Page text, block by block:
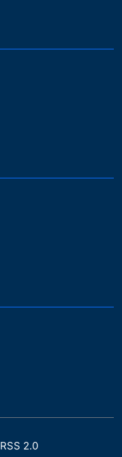
RSS 2.0